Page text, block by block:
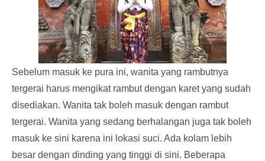
Sebelum masuk ke pura ini, wanita yang rambutnya
tergerai harus mengikat rambut dengan karet yang sudah
disediakan. Wanita tak boleh masuk dengan rambut
tergerai. Wanita yang sedang berhalangan juga tak boleh
masuk ke sini karena ini lokasi suci. Ada kolam lebih
besar dengan dinding yang tinggi di sini. Beberapa